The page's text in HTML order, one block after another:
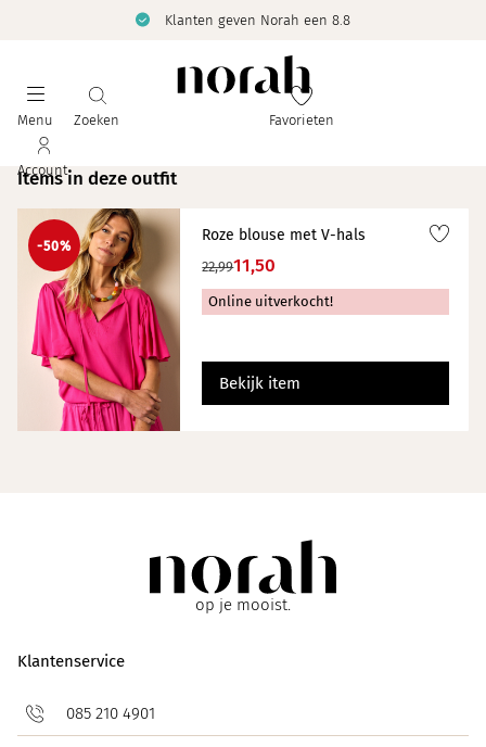
Klanten geven Norah een 8.8
Menu Zoeken Favorieten
Account
Items in deze outfit
-50%
Roze blouse met V-hals
22,9911,50
Online uitverkocht!
Bekijk item
op je mooist.
Klantenservice
085 210 4901